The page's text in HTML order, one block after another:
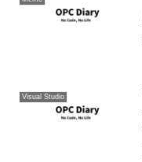
Visual Studio